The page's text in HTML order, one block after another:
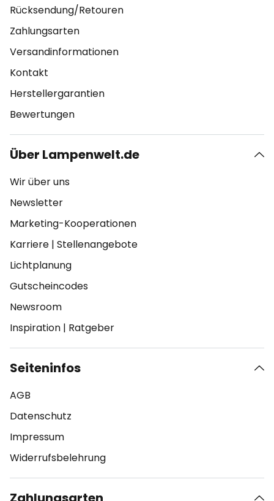
Rücksendung/Retouren
Zahlungsarten
Versandinformationen
Kontakt
Herstellergarantien
Bewertungen
Über Lampenwelt.de
Wir über uns
Newsletter
Marketing-Kooperationen
Karriere | Stellenangebote
Lichtplanung
Gutscheincodes
Newsroom
Inspiration | Ratgeber
Seiteninfos
AGB
Datenschutz
Impressum
Widerrufsbelehrung